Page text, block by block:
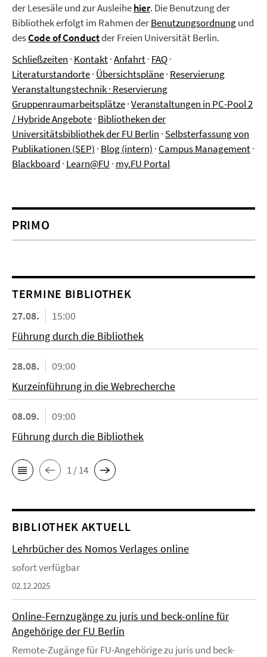
der Lesesäle und zur Ausleihehier. Die Benutzung der
Bibliothek erfolgt im Rahmen derBenutzungsordnungund
desCode of Conductder Freien Universität Berlin.
Schließzeiten · Kontakt·Anfahrt· FAQ·
Literaturstandorte· Übersichtspläne· Reservierung
Veranstaltungstechnik· Reservierung
Gruppenraumarbeitsplätze·Veranstaltungen in PC-Pool 2
/ Hybride Angebote· Bibliotheken der
Universitätsbibliothek der FU Berlin · Selbsterfassung von
Publikationen (SEP) · Blog (intern) · Campus Management·
Blackboard · Learn@FU · my.FU Portal
PRIMO
TERMINE BIBLIOTHEK
27.08.
15:00
Führung durch die Bibliothek
28.08.
09:00
Kurzeinführung in die Webrecherche
08.09.
09:00
Führung durch die Bibliothek
1 / 14
BIBLIOTHEK AKTUELL
Lehrbücher des Nomos Verlages online
sofort verfügbar
02.12.2025
Online-Fernzugänge zu juris und beck-online für
Angehörige der FU Berlin
Remote-Zugänge für FU-Angehörige zu juris und beck-